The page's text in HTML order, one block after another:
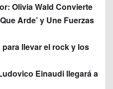
Olivia Wald Convierte
Arde’ y Une Fuerzas
llevar el rock y los
Einaudi llegará a